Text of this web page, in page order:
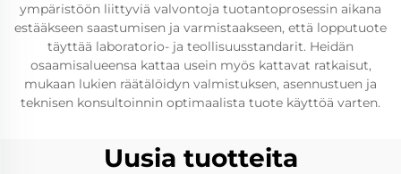
ympäristöön liittyviä valvontoja tuotantoprosessin aikana
estääkseen saastumisen ja varmistaakseen, että lopputuote
täyttää laboratorio- ja teollisuusstandarit. Heidän
osaamisalueensa kattaa usein myös kattavat ratkaisut,
mukaan lukien räätälöidyn valmistuksen, asennustuen ja
teknisen konsultoinnin optimaalista tuote käyttöä varten.
Uusia tuotteita